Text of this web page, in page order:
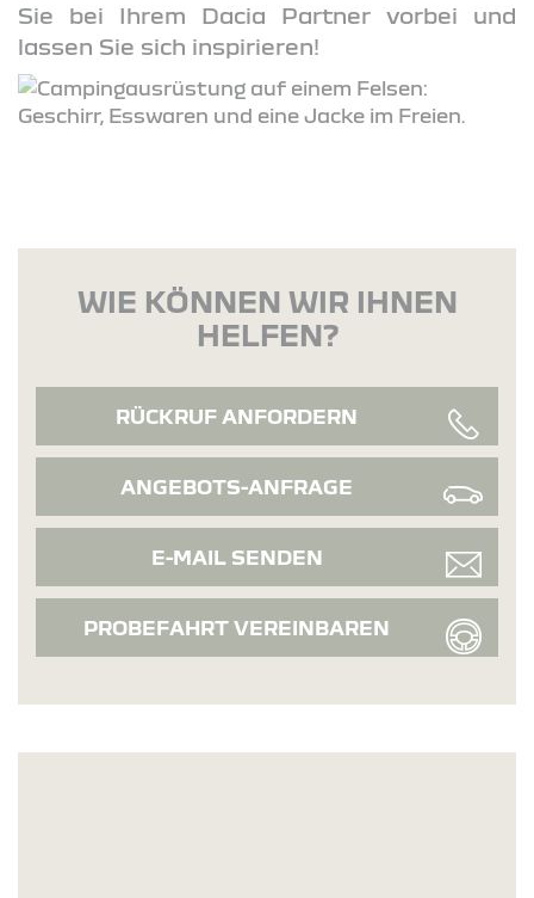
Sie bei Ihrem Dacia Partner vorbei und
lassen Sie sich inspirieren!
WIE KÖNNEN WIR IHNEN
HELFEN?
RÜCKRUF ANFORDERN
ANGEBOTS-ANFRAGE
E-MAIL SENDEN
PROBEFAHRT VEREINBAREN